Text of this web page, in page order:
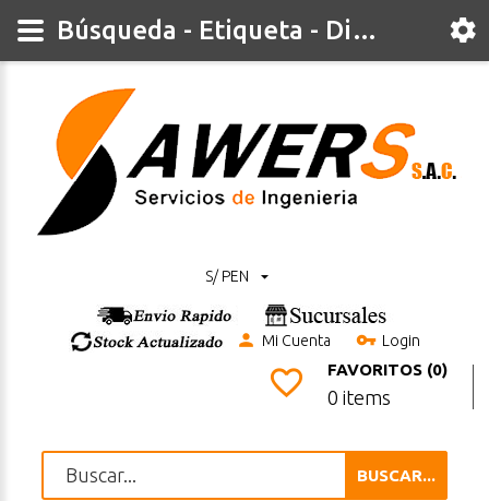
S/ PEN
Mi Cuenta Login
FAVORITOS (0)
0 items
BUSCAR...
Búsqueda - Etiqueta - Digital